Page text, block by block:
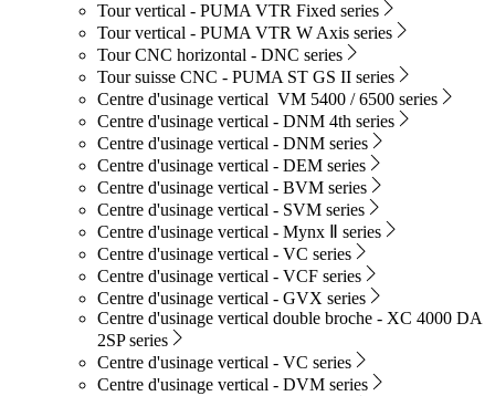
Tour vertical - PUMA VTR Fixed series
Tour vertical - PUMA VTR W Axis series
Tour CNC horizontal - DNC series
Tour suisse CNC - PUMA ST GS II series
Centre d'usinage vertical VM 5400 / 6500 series
Centre d'usinage vertical - DNM 4th series
Centre d'usinage vertical - DNM series
Centre d'usinage vertical - DEM series
Centre d'usinage vertical - BVM series
Centre d'usinage vertical - SVM series
Centre d'usinage vertical - Mynx Ⅱ series
Centre d'usinage vertical - VC series
Centre d'usinage vertical - VCF series
Centre d'usinage vertical - GVX series
Centre d'usinage vertical double broche - XC 4000 DA
2SP series
Centre d'usinage vertical - VC series
Centre d'usinage vertical - DVM series